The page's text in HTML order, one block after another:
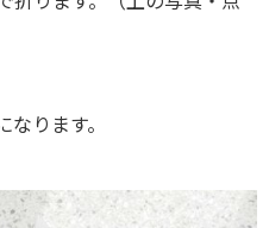
ります。